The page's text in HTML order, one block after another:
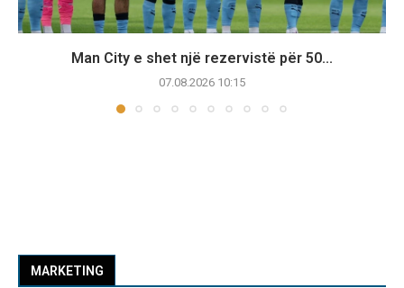
Man City e shet një rezervistë për 50...
07.08.2026 10:15
MARKETING